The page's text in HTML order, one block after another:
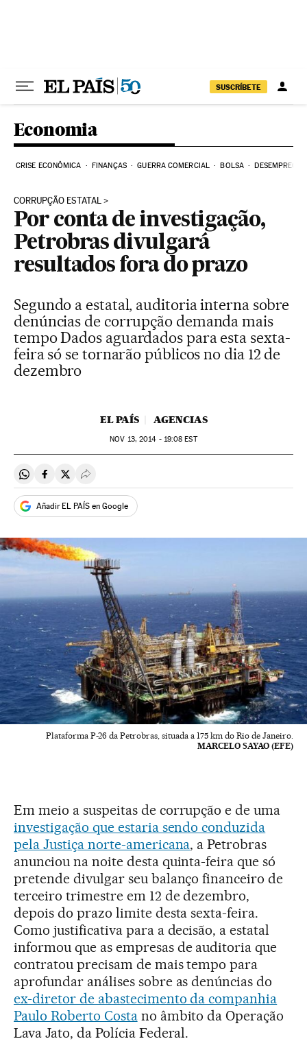
SUSCRÍBETE
Economia
CRISE ECONÔMICA FINANÇAS GUERRA COMERCIAL BOLSA DESEMPREGO
CORRUPÇÃO ESTATAL
Por conta de investigação,
Petrobras divulgará
resultados fora do prazo
Segundo a estatal, auditoria interna sobre
denúncias de corrupção demanda mais
tempo Dados aguardados para esta sexta-
feira só se tornarão públicos no dia 12 de
dezembro
EL PAÍS AGENCIAS
NOV 13, 2014 - 19:08 EST
Compartir en Whatsapp
Compartir en Facebook
Compartir en Twitter
Desplegar Redes Sociales
Añadir EL PAÍS en Google
Plataforma P-26 da Petrobras, situada a 175 km do Rio de Janeiro.
MARCELO SAYAO (EFE)
Em meio a suspeitas de corrupção e de uma
investigação que estaria sendo conduzida
pela Justiça norte-americana, a Petrobras
anunciou na noite desta quinta-feira que só
pretende divulgar seu balanço financeiro de
terceiro trimestre em 12 de dezembro,
depois do prazo limite desta sexta-feira.
Como justificativa para a decisão, a estatal
informou que as empresas de auditoria que
contratou precisam de mais tempo para
aprofundar análises sobre as denúncias do
ex-diretor de abastecimento da companhia
Paulo Roberto Costano âmbito da Operação
Lava Jato, da Polícia Federal.